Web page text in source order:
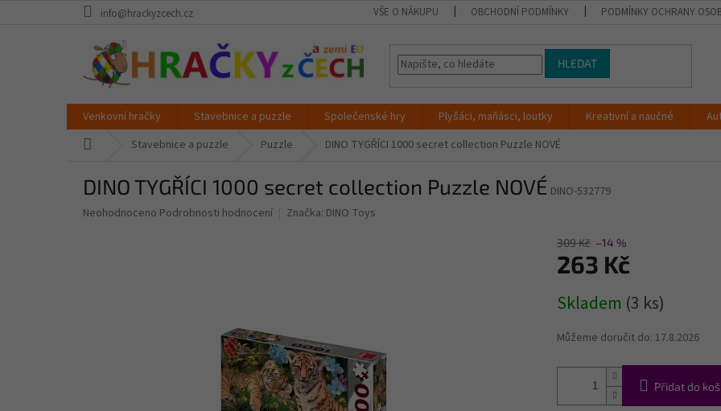
info@hrackyzcech.cz VŠE O NÁKUPU OBCHODNÍ PODMÍNKY PODMÍNKY OCHRANY
HLEDAT
Venkovní hračky Stavebnice a puzzle Společenské hry Plyšáci, maňásci, loutky Kreativní a naučné
Stavebnice a puzzle Puzzle DINO TYGŘÍCI 1000 secret collection Puzzle NOVÉ
DINO TYGŘÍCI 1000 secret collection Puzzle NOVÉ DINO-532779
Průměrné
Neohodnoceno Podrobnosti hodnocení Značka: DINO Toys
309 Kč –14 %
263 Kč
cena:
Skladem (3 ks)
Můžeme doručit do: 17.8.2026
Přidat do